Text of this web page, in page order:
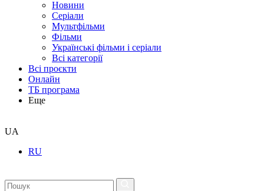
Новини
Серіали
Мультфільми
Фільми
Українські фільми і серіали
Всі категорії
Всі проєкти
Онлайн
ТБ програма
Еще
UA
RU